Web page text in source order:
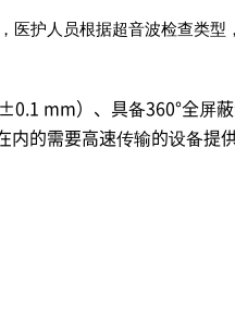
医护人员根据超音波检查类型
mm）、具备360°全屏
的需要高速传输的设备提